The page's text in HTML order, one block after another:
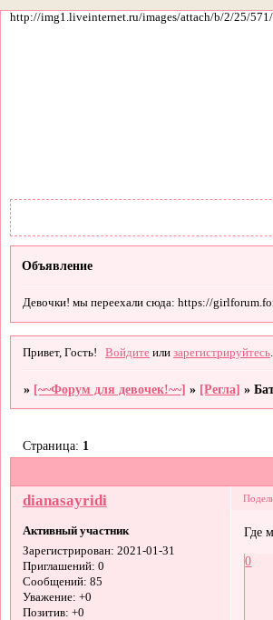
http://img1.liveinternet.ru/images/attach/b/2/25/
Объявление
Девочки! мы переехали сюда: https://
Привет, Гость! Войдите илизарегистрируйтесь
» [~~Форум для девочек!~~] » [Регла] »
Страница: 1
dianasayridi
Активный участник
Зарегистрирован: 2021-01-31
Приглашений: 0
Сообщений: 85
Уважение: +0
Позитив: +0
Где
0